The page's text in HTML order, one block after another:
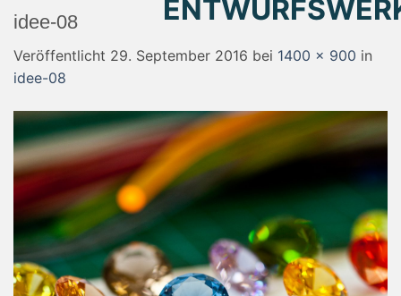
idee-08
Veröffentlicht 29. September 2016 bei 1400 × 900 in
idee-08